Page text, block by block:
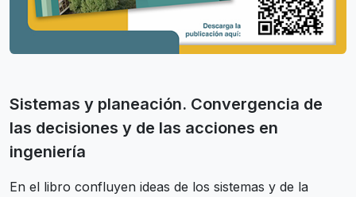
Sistemas y planeación. Convergencia de
las decisiones y de las acciones en
ingeniería
En el libro confluyen ideas de los sistemas y de la